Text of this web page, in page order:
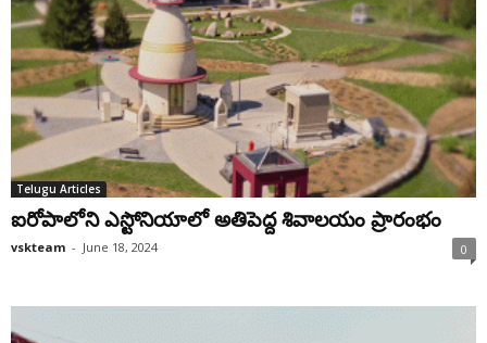
Telugu Articles
ఐరోపాలోని ఎస్టోనియాలో అతిపెద్ద శివాలయం ప్రారంభం
vskteam - June 18, 2024 0